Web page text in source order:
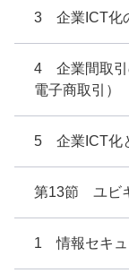
3 企業ICT化
4 企業間取引
電子商取引）
5 企業ICT化
第13節 ユビ
1 情報セキュ